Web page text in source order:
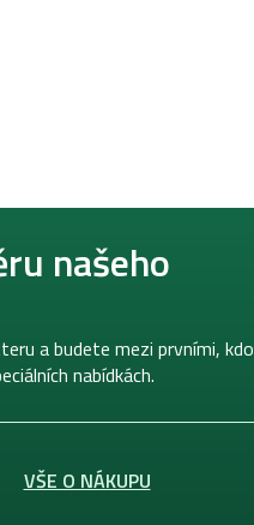
našeho
a budete mezi prvními, kdo
nabídkách.
VŠE O NÁKUPU